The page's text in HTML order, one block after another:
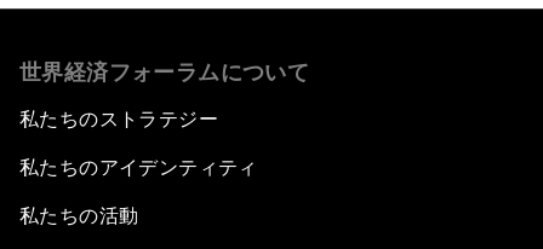
世界経済フォーラムについて
私たちのストラテジー
私たちのアイデンティティ
私たちの活動